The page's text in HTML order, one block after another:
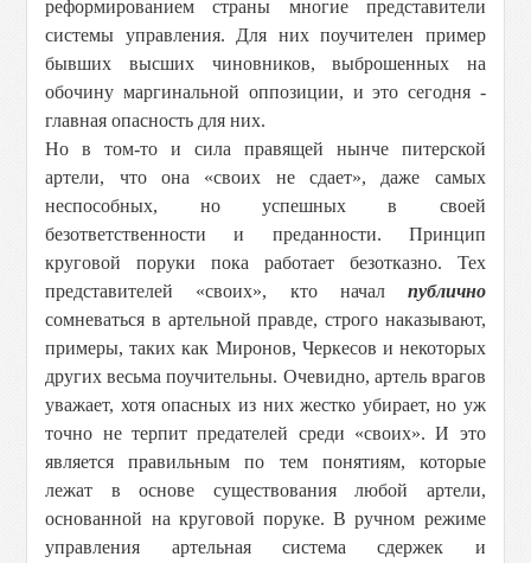
реформированием страны многие представители
системы управления. Для них поучителен пример
бывших высших чиновников, выброшенных на
обочину маргинальной оппозиции, и это сегодня -
главная опасность для них.
Но в том-то и сила правящей нынче питерской
артели, что она «своих не сдает», даже самых
неспособных, но успешных в своей
безответственности и преданности. Принцип
круговой поруки пока работает безотказно. Тех
представителей «своих», кто начал публично
сомневаться в артельной правде, строго наказывают,
примеры, таких как Миронов, Черкесов и некоторых
других весьма поучительны. Очевидно, артель врагов
уважает, хотя опасных из них жестко убирает, но уж
точно не терпит предателей среди «своих». И это
является правильным по тем понятиям, которые
лежат в основе существования любой артели,
основанной на круговой поруке. В ручном режиме
управления артельная система сдержек и